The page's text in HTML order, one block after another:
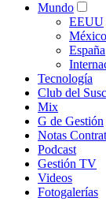
Mundo
EEUU
México
España
Tecnología
Club del
Mix
G de Gestión
Notas
Podcast
Gestión TV
Videos
Fotogalerías